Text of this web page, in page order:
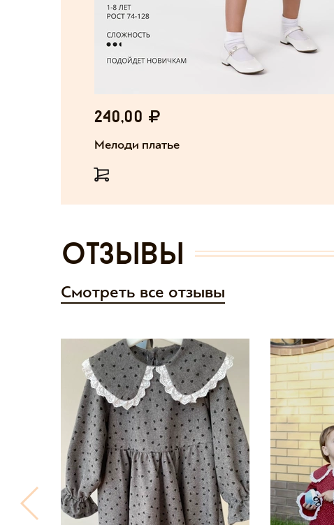
240,00
Мелоди платье
отзывы
Смотреть все отзывы